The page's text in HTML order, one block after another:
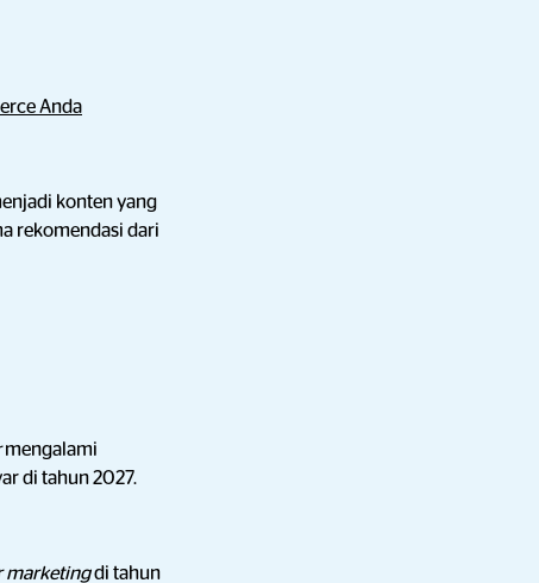
Anda
konten yang
rekomendasi dari
mengalami
di tahun 2027.
marketingdi tahun